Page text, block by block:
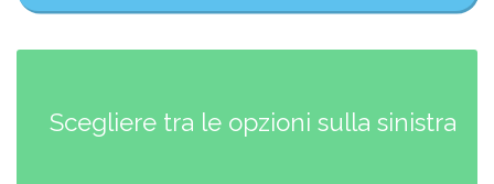
Scegliere tra le opzioni sulla sinistra